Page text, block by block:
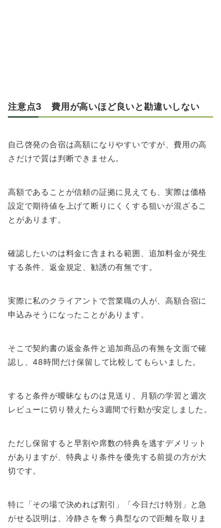
注意点3 費用が高いほど良いと勘違いしない
自己啓発の合宿は高額になりやすいですが、費用の高
さだけで質は判断できません。
高額であることが信頼の証拠に見えても、実際は価格
設定で期待値を上げて断りにくくする狙いが混ざるこ
とがあります。
確認したいのは料金に含まれる範囲、追加料金が発生
する条件、返金規定、勧誘の有無です。
実際に私のクライアントで営業職の人が、高額合宿に
申込みそうになったことがあります。
そこで契約書の返金条件と追加商品の有無を文面で確
認し、48時間だけ保留して比較してもらいました。
すると条件が曖昧なものは見送り、月額の学習と週次
レビューに切り替えたら3週間で行動が安定しました。
ただし保留すると早割や席数の特典を逃すデメリット
がありますが、特典より条件を優先する前提の方が大
切です。
特に「その場で決めれば割引」「今日だけ特別」と急
がせる説明は、冷静さを奪う典型なので距離を取りま